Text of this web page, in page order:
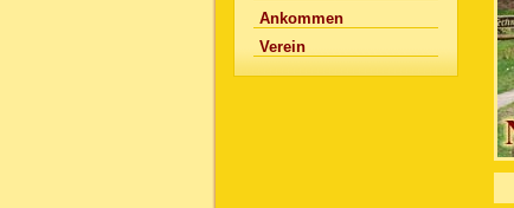
Ankommen
Verein